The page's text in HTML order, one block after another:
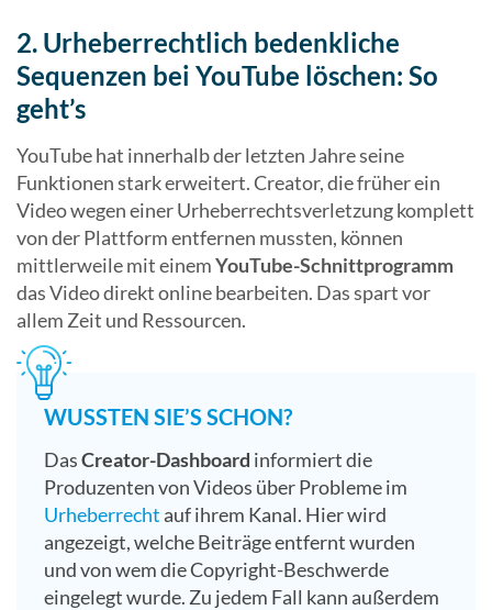
2. Urheberrechtlich bedenkliche
Sequenzen bei YouTube löschen: So
geht’s
YouTube hat innerhalb der letzten Jahre seine
Funktionen stark erweitert. Creator, die früher ein
Video wegen einer Urheberrechtsverletzung komplett
von der Plattform entfernen mussten, können
mittlerweile mit einemYouTube-Schnittprogramm
das Video direkt online bearbeiten. Das spart vor
allem Zeit und Ressourcen.
WUSSTEN SIE’S SCHON?
DasCreator-Dashboard informiert die
Produzenten von Videos über Probleme im
Urheberrecht auf ihrem Kanal. Hier wird
angezeigt, welche Beiträge entfernt wurden
und von wem die Copyright-Beschwerde
eingelegt wurde. Zu jedem Fall kann außerdem